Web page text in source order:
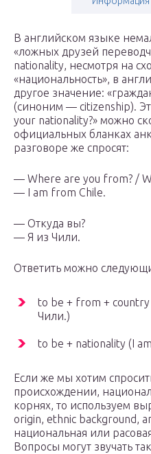
В английском языке
«ложных друзей
nationality, несмотря на
«национальность», в
другое значение:
(синоним — citizenship).
your nationality?» можно
официальных бланках
разговоре же спросят:
— Where are you from? /
— I am from Chile.
— Откуда вы?
— Я из Чили.
Ответить можно
to be + from +
Чили.)
to be + nationality (I
Если же мы хотим
происхождении,
корнях, то используем
origin, ethnic background,
национальная или
Вопросы могут звучать